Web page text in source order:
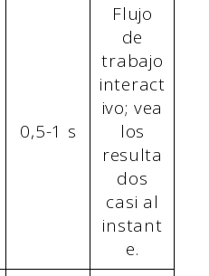
0,5-1 s
Flujo
de
trabajo
interact
ivo; vea
los
resulta
dos
casi al
instant
e.